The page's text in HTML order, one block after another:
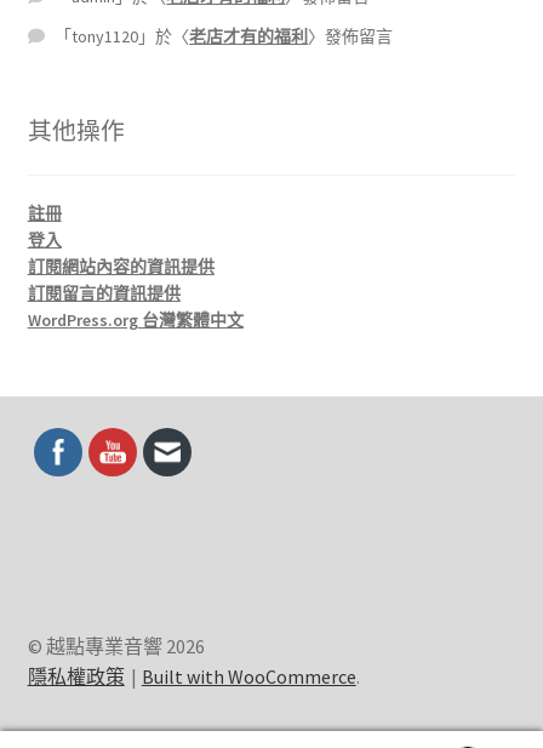
「tony1120 」於〈老店才有的福利 〉發佈留言
其他操作
註冊
登入
訂閱網站內容的資訊提供
訂閱留言的資訊提供
WordPress.org 台灣繁體中文
© 越點專業音響 2026
隱私權政策
Built with WooCommerce.